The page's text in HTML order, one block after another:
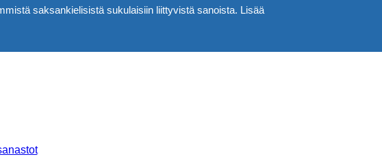
saksankielisistä sukulaisiin liittyvistä sanoista. Lisää